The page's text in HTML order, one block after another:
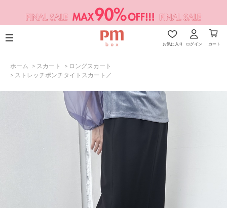
お気に入り ログイン カート
ホーム > スカート > ロングスカート
> ストレッチポンチタイトスカート／